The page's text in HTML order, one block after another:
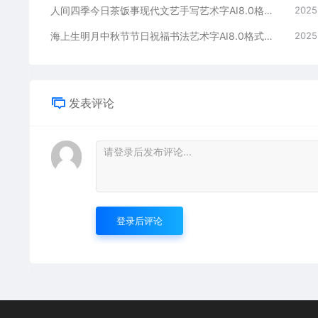
人间四季今日茶饭事现代文艺手写艺术字AI8.0格式激光打标文件通用矢量图
海上生明月中秋节节日祝福书法艺术字AI8.0格式激光打标文件通用矢量图
发表评论
登录后评论